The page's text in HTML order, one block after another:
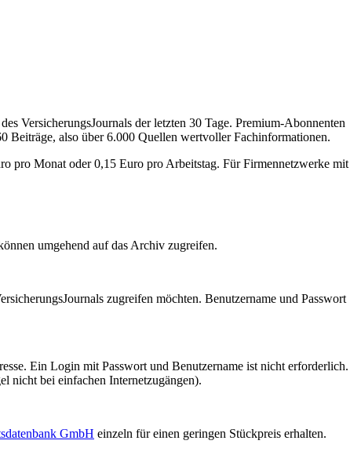
VersicherungsJournals der letzten 30 Tage. Premium-Abonnenten
Beiträge, also über 6.000 Quellen wertvoller Fachinformationen.
pro Monat oder 0,15 Euro pro Arbeitstag. Für Firmennetzwerke mit
umgehend auf das Archiv zugreifen.
zugreifen möchten. Benutzername und Passwort
Ein Login mit Passwort und Benutzername ist nicht erforderlich.
nicht bei einfachen Internetzugängen).
GmbH einzeln für einen geringen Stückpreis erhalten.